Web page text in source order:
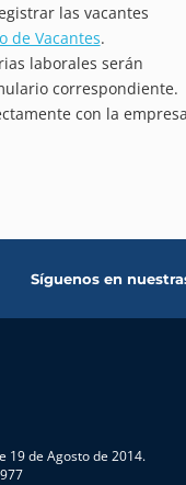
las vacantes
de Vacantes.
laborales serán
correspondiente.
con la
Síguenos en
19 de Agosto de 2014.